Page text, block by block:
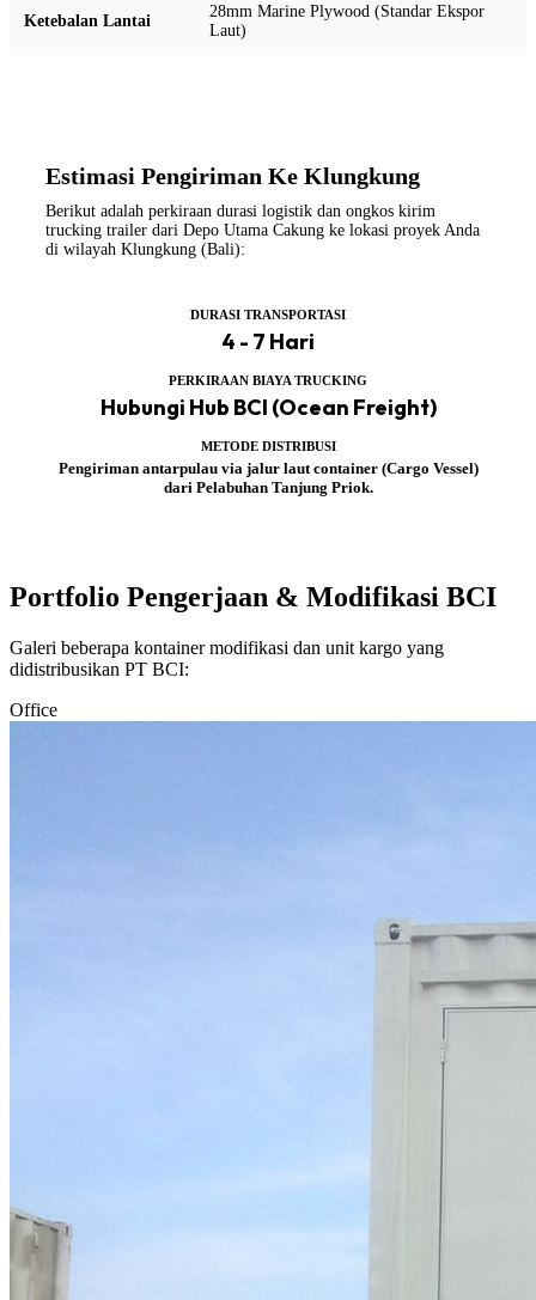
Ketebalan Lantai
28mm Marine Plywood (Standar Ekspor
Laut)
Estimasi Pengiriman Ke Klungkung
Berikut adalah perkiraan durasi logistik dan ongkos kirim
trucking trailer dari Depo Utama Cakung ke lokasi proyek Anda
di wilayah Klungkung (Bali):
DURASI TRANSPORTASI
4 - 7 Hari
PERKIRAAN BIAYA TRUCKING
Hubungi Hub BCI (Ocean Freight)
METODE DISTRIBUSI
Pengiriman antarpulau via jalur laut container (Cargo Vessel)
dari Pelabuhan Tanjung Priok.
Portfolio Pengerjaan & Modifikasi BCI
Galeri beberapa kontainer modifikasi dan unit kargo yang
didistribusikan PT BCI:
Office